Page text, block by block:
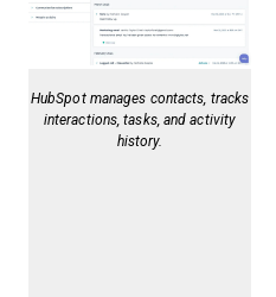
HubSpot manages contacts, tracks
interactions, tasks, and activity
history.